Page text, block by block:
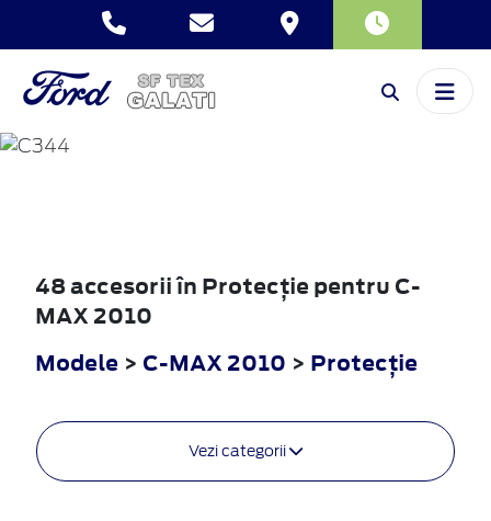
C-MAX
48 accesorii în Protecţie pentru C-
MAX 2010
Modele > C-MAX 2010 > Protecţie
Vezi categorii